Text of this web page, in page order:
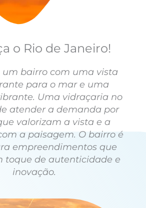
o Rio de Janeiro!
um bairro com uma vista
para o mar e uma
Uma vidraçaria no
atender a demanda por
valorizam a vista e a
a paisagem. O bairro é
empreendimentos que
toque de autenticidade e
inovação.